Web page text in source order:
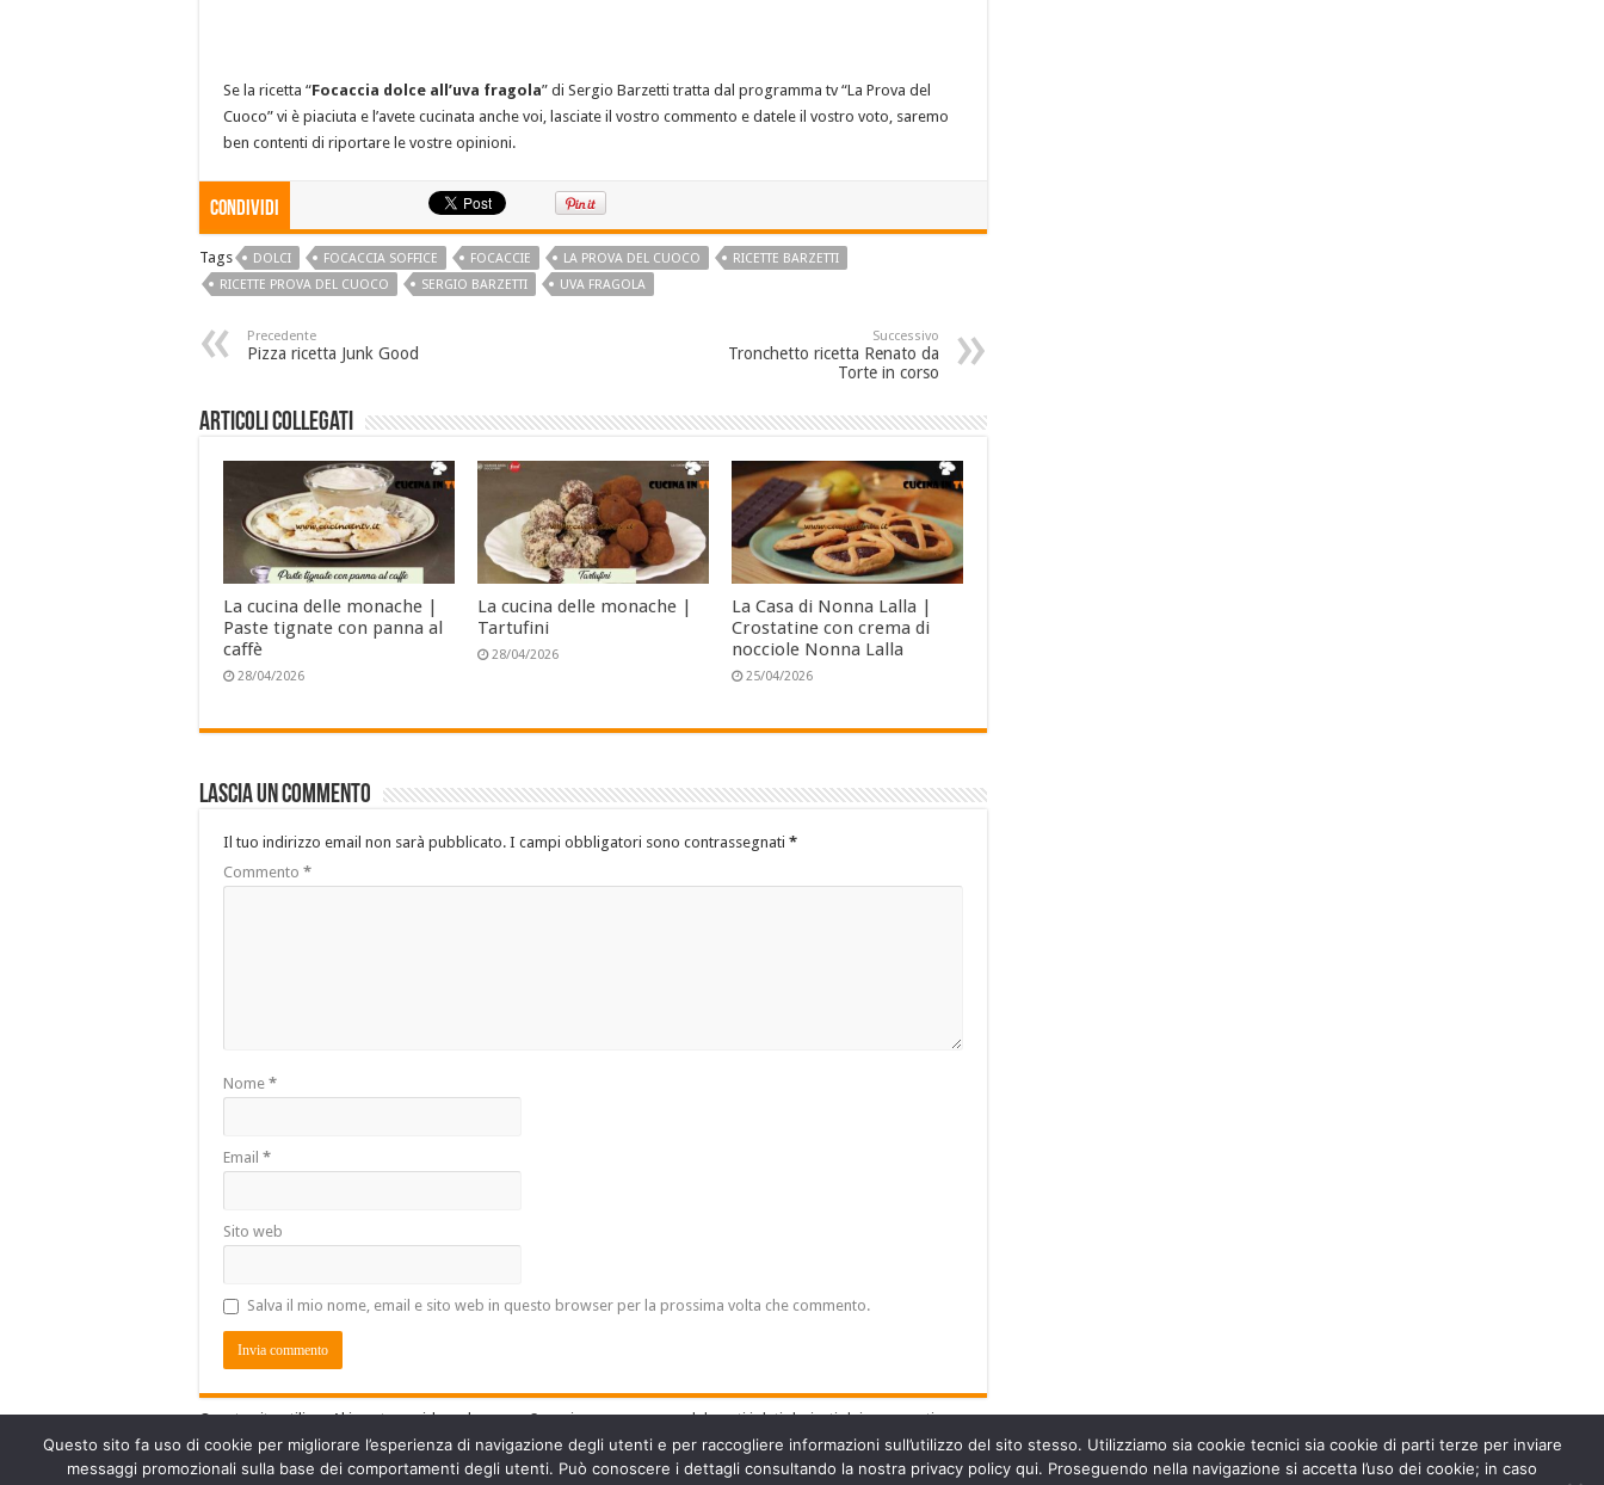
Se la ricetta “Focaccia dolce all’uva fragola” di Sergio Barzetti tratta dal programma tv “La Prova del
Cuoco” vi è piaciuta e l’avete cucinata anche voi, lasciate il vostro commento e datele il vostro voto, saremo
ben contenti di riportare le vostre opinioni.
Condividi
Tags DOLCI FOCACCIA SOFFICE FOCACCIE LA PROVA DEL CUOCO
RICETTE BARZETTI
RICETTE PROVA DEL CUOCO
SERGIO BARZETTI UVA FRAGOLA
Precedente
Pizza ricetta Junk Good
Successivo
Tronchetto ricetta Renato da
Torte in corso
Articoli collegati
La cucina delle monache |
Paste tignate con panna al
caffè
28/04/2026
La cucina delle monache |
Tartufini
28/04/2026
La Casa di Nonna Lalla |
Crostatine con crema di
nocciole Nonna Lalla
25/04/2026
Lascia un commento
Il tuo indirizzo email non sarà pubblicato. I campi obbligatori sono contrassegnati *
Commento *
Nome *
Email *
Sito web
Salva il mio nome, email e sito web in questo browser per la prossima volta che commento.
Questo sito utilizza Akismet per ridurre lo spam.Scopri come vengono elaborati i dati derivati dai commenti.
Questo sito fa uso di cookie per migliorare l’esperienza di navigazione degli utenti e per raccogliere informazioni sull’utilizzo del sito stesso. Utilizziamo sia cookie tecnici sia cookie di parti terze per inviare
messaggi promozionali sulla base dei comportamenti degli utenti. Può conoscere i dettagli consultando la nostra privacy policy qui. Proseguendo nella navigazione si accetta l’uso dei cookie; in caso